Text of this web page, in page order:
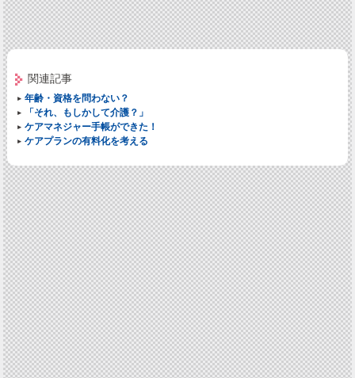
関連記事
年齢・資格を問わない？
「それ、もしかして介護？」
ケアマネジャー手帳ができた！
ケアプランの有料化を考える